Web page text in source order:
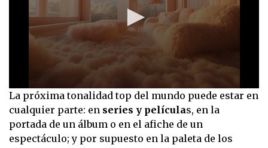
0
seconds
of
8
seconds
La próxima tonalidad top del mundo puede estar en
cualquier parte: en series y películas, en la
portada de un álbum o en el afiche de un
espectáculo; y por supuesto en la paleta de los